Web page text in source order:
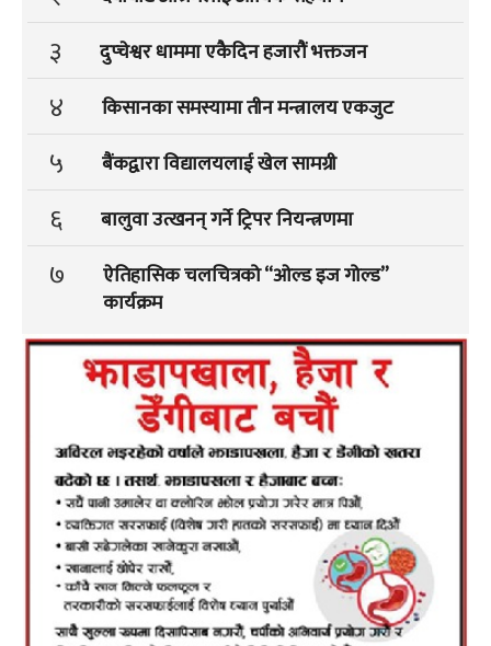
३ दुप्चेश्वर धाममा एकैदिन हजारौं भक्तजन
४ किसानका समस्यामा तीन मन्त्रालय एकजुट
५ बैंकद्वारा विद्यालयलाई खेल सामग्री
६ बालुवा उत्खनन् गर्ने ट्रिपर नियन्त्रणमा
७
ऐतिहासिक चलचित्रको “ओल्ड इज गोल्ड”
कार्यक्रम